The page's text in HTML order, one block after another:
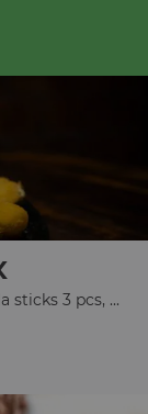
sticks 3 pcs, ...